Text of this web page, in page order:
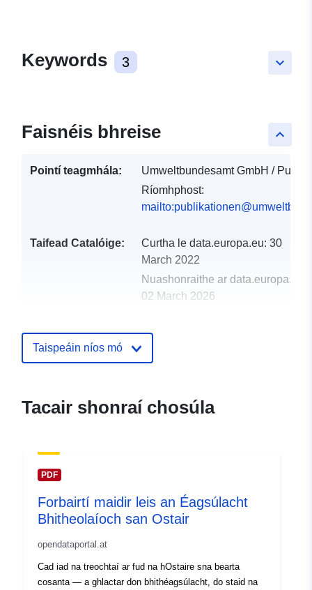
keyboard_arrow_down
Keywords 3
keyboard_arrow_up
Faisnéis bhreise
Pointí teagmhála:
Umweltbundesamt GmbH /
Ríomhphost:
Taifead Catalóige: Curtha le data.europa.eu: 30
March 2022
Nuashonraithe ar data.europa.eu:
02 March 2026
uriRef:
http://data.europa.eu/88u/
Taispeáin níos mó
Tacair shonraí chosúla
PDF
Forbairtí maidir leis an Éagsúlacht
Bhitheolaíoch san Ostair
opendataportal.at
Cad iad na treochtaí ar fud na hOstaire sna bearta
cosanta — a ghlactar don bhithéagsúlacht, do staid na